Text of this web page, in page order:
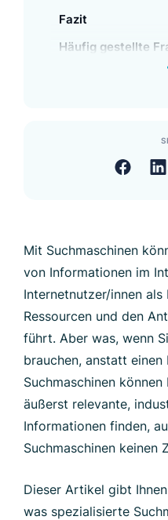
Fazit
Häufig gestellte
Mit Suchmaschinen
von Informationen im
Internetnutzer/innen als
Ressourcen und den
führt. Aber was, wenn
brauchen, anstatt einen
Suchmaschinen
äußerst relevante,
Informationen finden,
Suchmaschinen keinen
Dieser Artikel gibt
was spezialisierte